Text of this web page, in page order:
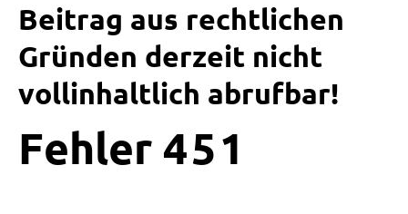
Beitrag aus rechtlichen
Gründen derzeit nicht
vollinhaltlich abrufbar!
Fehler 4 5 1